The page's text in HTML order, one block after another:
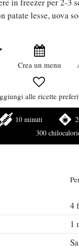
patate lesse, uova
Crea un menu
alle ricette
10 minuti
300
4
1